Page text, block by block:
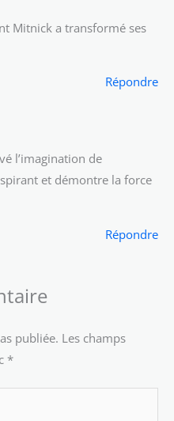
Mitnick a transformé ses
Répondre
l’imagination de
et démontre la force
Répondre
publiée. Les champs
*